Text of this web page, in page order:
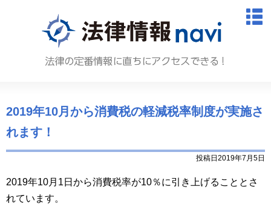
法律情
2019年10月から消費税の軽減税率制度が実施さ
れます！
投稿日2019年7月5日
2019年10月1日から消費税率が10％に引き上げることとさ
れています。